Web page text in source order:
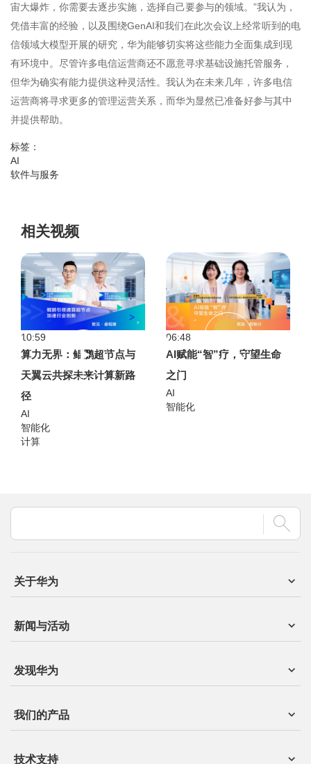
宙大爆炸，你需要去逐步实施，选择自己要参与的领域。”我认为，
凭借丰富的经验，以及围绕GenAI和我们在此次会议上经常听到的电
信领域大模型开展的研究，华为能够切实将这些能力全面集成到现
有环境中。尽管许多电信运营商还不愿意寻求基础设施托管服务，
但华为确实有能力提供这种灵活性。我认为在未来几年，许多电信
运营商将寻求更多的管理运营关系，而华为显然已准备好参与其中
并提供帮助。
标签：
AI
软件与服务
相关视频
10:59
算力无界：鲲鹏超节点与
天翼云共探未来计算新路
径
AI
智能化
计算
06:48
AI赋能“智”疗，守望生命
之门
AI
智能化
关于华为
新闻与活动
发现华为
我们的产品
技术支持